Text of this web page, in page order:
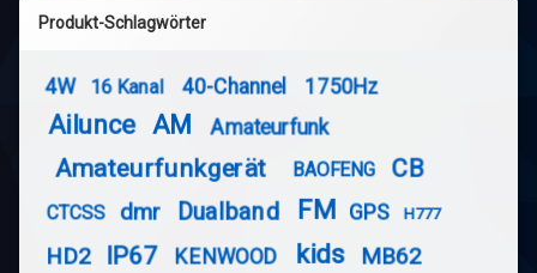
Produkt-Schlagwörter
4W 16 Kanal 40-Channel 1750Hz
Ailunce AM Amateurfunk
Amateurfunkgerät BAOFENG CB
CTCSS dmr Dualband FM GPS H777
HD2 IP67 KENWOOD kids
MB62